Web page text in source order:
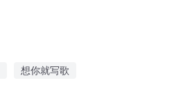
想你就写歌